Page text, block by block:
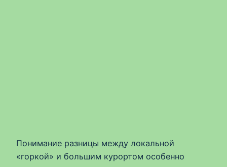
Понимание разницы между локальной
«горкой» и большим курортом особенно